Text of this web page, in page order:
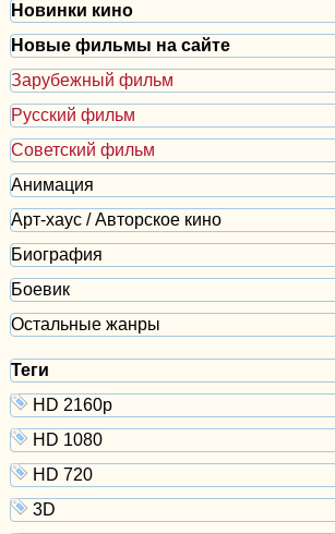
Новинки кино
Новые фильмы на сайте
Зарубежный фильм
Русский фильм
Советский фильм
Анимация
Арт-хаус / Авторское кино
Биография
Боевик
Остальные жанры
Теги
HD 2160р
HD 1080
HD 720
3D